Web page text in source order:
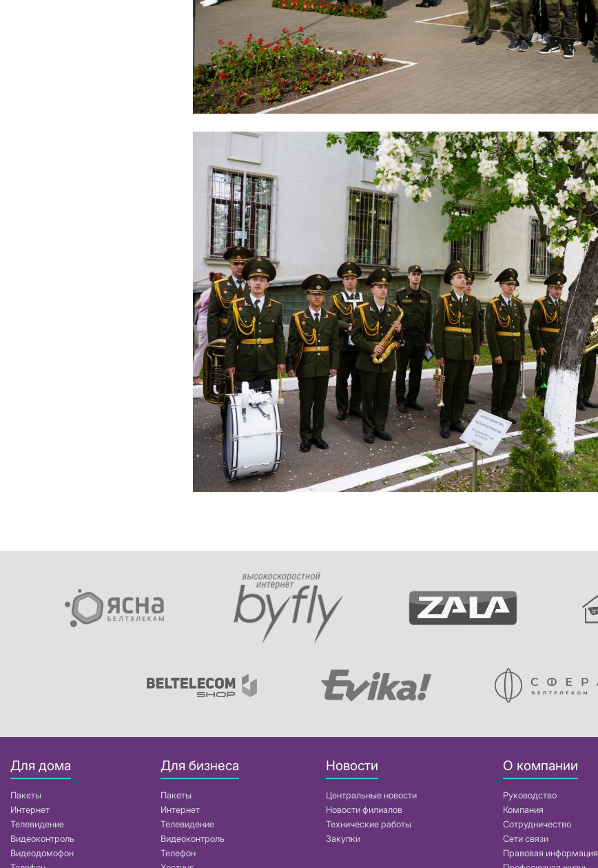
Для дома
Пакеты
Интернет
Телевидение
Видеоконтроль
Видеодомофон
Для бизнеса
Пакеты
Интернет
Телевидение
Видеоконтроль
Телефон
Новости
Центральные новости
Новости филиалов
Технические работы
Закупки
О компании
Руководство
Компания
Сотрудничество
Сети связи
Правовая информация